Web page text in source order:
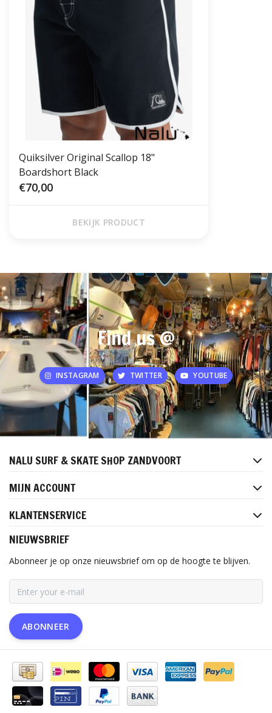
Quiksilver Original Scallop 18"
Boardshort Black
€70,00
BEKIJK PRODUCT
Find us @
INSTAGRAM TWITTER YOUTUBE
NALU SURF & SKATE SHOP ZANDVOORT
MIJN ACCOUNT
KLANTENSERVICE
NIEUWSBRIEF
Abonneer je op onze nieuwsbrief om op de hoogte te blijven.
ABONNEER